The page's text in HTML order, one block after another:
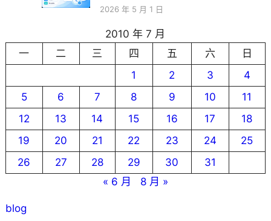
2026 年 5 月 1 日
2010 年 7 月
一
二 三 四 五 六
日
1
2 3
4
5
6 7 8 9 10
11
12
13 14 15 16 17
18
19
20 21 22 23 24
25
26
27 28 29 30
31
« 6 月
8 月 »
blog